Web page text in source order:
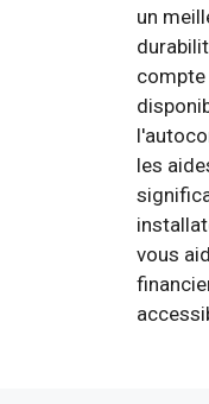
un
compte
les
vous